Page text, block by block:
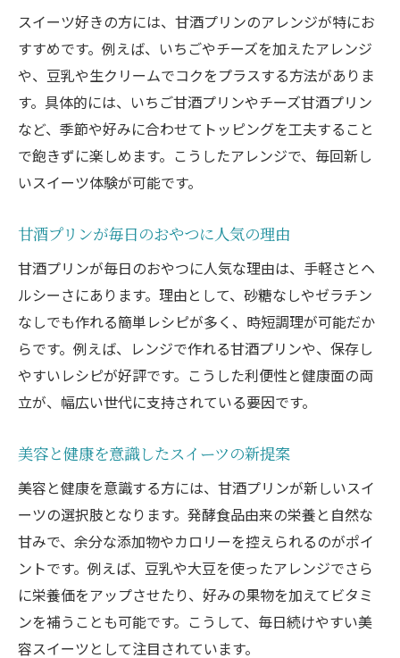
ゼラチン不使用でもとろける甘酒プリン術
ゼラチンなしでも楽しめる甘酒プリンレシ
ピ
とろける口どけが魅力のスイーツ甘酒プリ
ン
ゼラチン不使用で作る自然派スイーツ術
ゼラチンアレルギーにも安心のスイーツ提
案
牛乳なしの甘酒プリンが美容にうれしい秘密
牛乳不使用でも満足スイーツ甘酒プリン
美容志向に人気の牛乳なし甘酒プリンの魅
力
牛乳アレルギー対応のスイーツ作りに甘酒
豆乳など代用で広がる甘酒プリンの可能性
スイーツ好きの方には、甘酒プリンのアレンジが特にお
すすめです。例えば、いちごやチーズを加えたアレンジ
や、豆乳や生クリームでコクをプラスする方法がありま
す。具体的には、いちご甘酒プリンやチーズ甘酒プリン
など、季節や好みに合わせてトッピングを工夫すること
で飽きずに楽しめます。こうしたアレンジで、毎回新し
いスイーツ体験が可能です。
甘酒プリンが毎日のおやつに人気の理由
甘酒プリンが毎日のおやつに人気な理由は、手軽さとヘ
ルシーさにあります。理由として、砂糖なしやゼラチン
なしでも作れる簡単レシピが多く、時短調理が可能だか
らです。例えば、レンジで作れる甘酒プリンや、保存し
やすいレシピが好評です。こうした利便性と健康面の両
立が、幅広い世代に支持されている要因です。
美容と健康を意識したスイーツの新提案
美容と健康を意識する方には、甘酒プリンが新しいスイ
ーツの選択肢となります。発酵食品由来の栄養と自然な
甘みで、余分な添加物やカロリーを控えられるのがポイ
ントです。例えば、豆乳や大豆を使ったアレンジでさら
に栄養価をアップさせたり、好みの果物を加えてビタミ
ンを補うことも可能です。こうして、毎日続けやすい美
容スイーツとして注目されています。